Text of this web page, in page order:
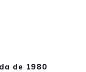
de 1980